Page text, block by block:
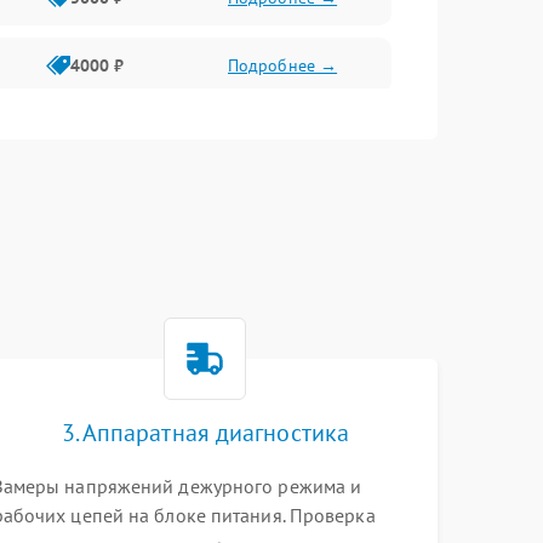
4000 ₽ Подробнее →
3. Аппаратная диагностика
напряжений дежурного режима и
цепей на блоке питания. Проверка